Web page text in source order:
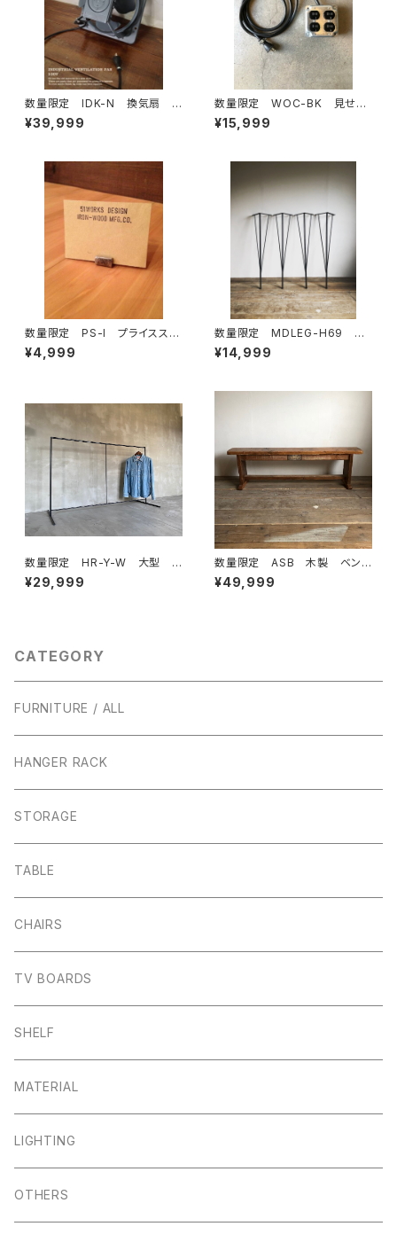
数量限定 IDK-N 換気扇 イ
ンダストリアル 有圧換気扇
工業系 100V対応可能
¥39,999
数量限定 WOC-BK 見せる
延長コード コンセント 本体＋
カバーセット （ブラック）延長コ
¥15,999
数量限定 PS-I プライススタ
ンド 1SET / 5個 フォトス
タンド アイアン 鉄製 カー
¥4,999
数量限定 MDLEG-H69 鉄
脚 アイアンレッグ ダイニング
テーブル ワークデスク カウ
¥14,999
数量限定 HR-Y-W 大型
大きなハンガーラック アイア
ン シンプル インダストリア
¥29,999
数量限定 ASB 木製 ベン
チ 古材 椅子 花台 チェア
ー アンティーク ダイニング ウ
¥49,999
CATEGORY
FURNITURE / ALL
HANGER RACK
STORAGE
TABLE
CHAIRS
TV BOARDS
SHELF
MATERIAL
LIGHTING
OTHERS